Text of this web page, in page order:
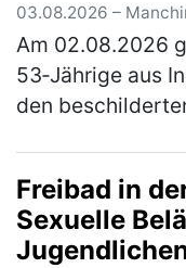
03.08.2026 –
Am 02.08.2026
53‑Jährige aus
den
Freibad in
Sexuelle